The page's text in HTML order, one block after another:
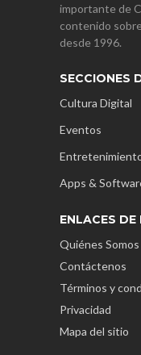
importante de
contenido
desde 1996.
SECCIONES
Cultura Digital
Eventos
Apps &
ENLACES DE
Quiénes Somos
Contáctenos
Términos y
Privacidad
Mapa del sitio